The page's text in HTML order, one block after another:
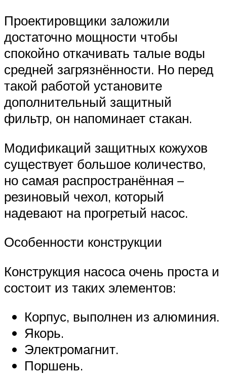
Проектировщики заложили
достаточно мощности чтобы
спокойно откачивать талые воды
средней загрязнённости. Но перед
такой работой установите
дополнительный защитный
фильтр, он напоминает стакан.
Модификаций защитных кожухов
существует большое количество,
но самая распространённая –
резиновый чехол, который
надевают на прогретый насос.
Особенности конструкции
Конструкция насоса очень проста и
состоит из таких элементов:
Корпус, выполнен из алюминия.
Якорь.
Электромагнит.
Поршень.